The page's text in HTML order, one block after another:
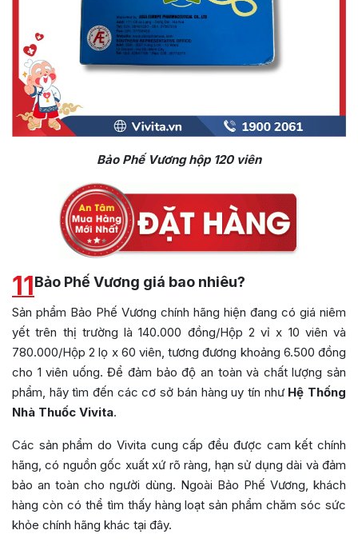
Bảo Phế Vương hộp 120 viên
11Bảo Phế Vương giá bao nhiêu?
Sản phẩm Bảo Phế Vương chính hãng hiện đang có giá niêm
yết trên thị trường là 140.000 đồng/Hộp 2 vỉ x 10 viên và
780.000/Hộp 2 lọ x 60 viên, tương đương khoảng 6.500 đồng
cho 1 viên uống. Để đảm bảo độ an toàn và chất lượng sản
phẩm, hãy tìm đến các cơ sở bán hàng uy tín như Hệ Thống
Nhà Thuốc Vivita.
Các sản phẩm do Vivita cung cấp đều được cam kết chính
hãng, có nguồn gốc xuất xứ rõ ràng, hạn sử dụng dài và đảm
bảo an toàn cho người dùng. Ngoài Bảo Phế Vương, khách
hàng còn có thể tìm thấy hàng loạt sản phẩm chăm sóc sức
khỏe chính hãng khác tại đây.